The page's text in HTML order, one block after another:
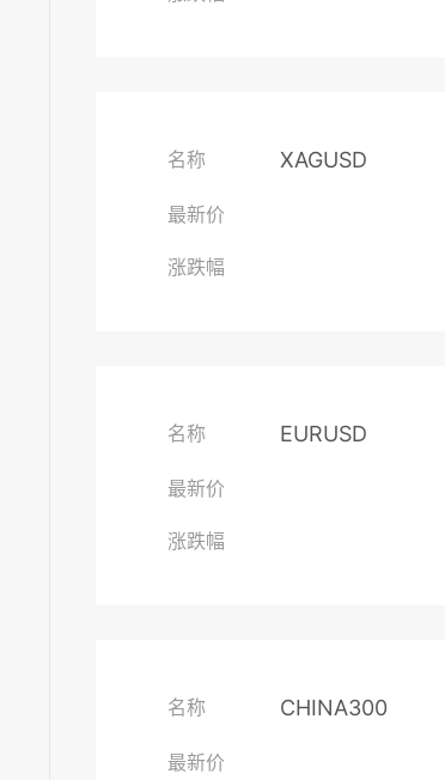
名称 XAGUSD
最新价
涨跌幅
名称 EURUSD
最新价
涨跌幅
名称 CHINA300
最新价